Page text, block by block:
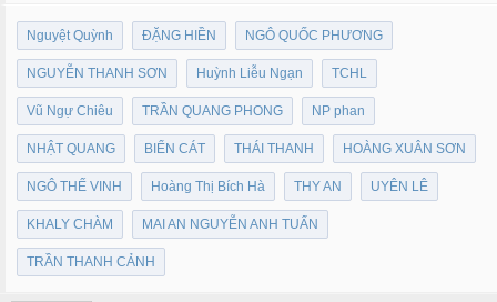
Nguyệt Quỳnh ĐẶNG HIỀN NGÔ QUỐC PHƯƠNG
NGUYỄN THANH SƠN Huỳnh Liễu Ngạn TCHL
Vũ Ngự Chiêu TRẦN QUANG PHONG NP phan
NHẬT QUANG BIỂN CÁT THÁI THANH HOÀNG XUÂN SƠN
NGÔ THẾ VINH Hoàng Thị Bích Hà THY AN UYÊN LÊ
KHALY CHÀM MAI AN NGUYỄN ANH TUẤN
TRẦN THANH CẢNH